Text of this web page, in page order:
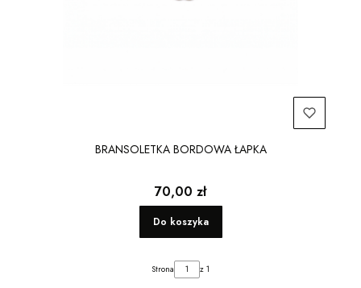
BRANSOLETKA BORDOWA ŁAPKA
Cena
70,00 zł
Do koszyka
Strona z 1